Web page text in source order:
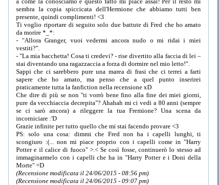
sembra la copia spiccicata dell'Hermione che abbiamo tutti ben
presente, quindi complimenti! <3
Ti voglio riportare di seguito solo due battute di Fred che ho amato
da morire *_*:
- "Allora Granger, vuoi vedermi ancora nudo o mi ridai i miei
vestiti?".
- "La mia bacchetta! Cosa ti credevi? - rise divertito alla faccia di lei –
stai diventando una ragazzaccia a forza di dormire nel mio letto!".
Sappi che ci sarebbero pure una marea di frasi che ci terrei a farti
sapere che ho amato, ma penso che a quel punto inserirei
praticamente tutta la fanfiction nella recensione xD
Che dire di più se non "ti vorrò bene fino alla fine dei miei giorni,
pure da vecchiaccia decrepita"? Ahahah mi ci vedi a 80 anni (sempre
se ci sarò ancora) a rileggere la tua Fremione? Una scena da
incorniciare :'D
Grazie infinite per tutto quello che mi stai facendo provare <3
PS: solo una cosa: dimmi che Fred non ha i capelli lunghi, ti
scongiuro :(... non mi piace proprio con i capelli come in "Harry
Potter e il calice di fuoco" >.< Se così fosse, continuerò lo stesso ad
immaginarmelo con i capelli che ha in "Harry Potter e i Doni della
Morte" =D
(Recensione modificata il 24/06/2015 - 08:56 pm)
(Recensione modificata il 24/06/2015 - 09:07 pm)